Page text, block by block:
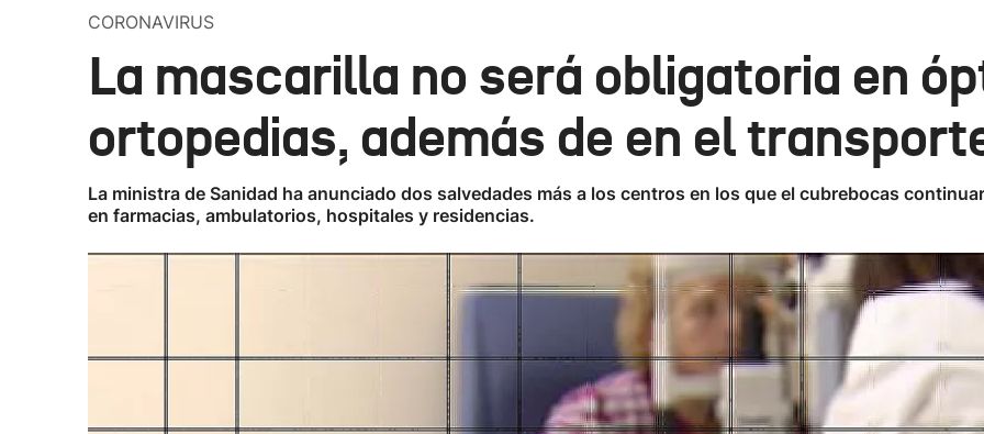
CORONAVIRUS
La mascarilla no será obligatoria en
ortopedias, además de en el
La ministra de Sanidad ha anunciado dos salvedades más a los centros en los que el cubrebocas
en farmacias, ambulatorios, hospitales y residencias.